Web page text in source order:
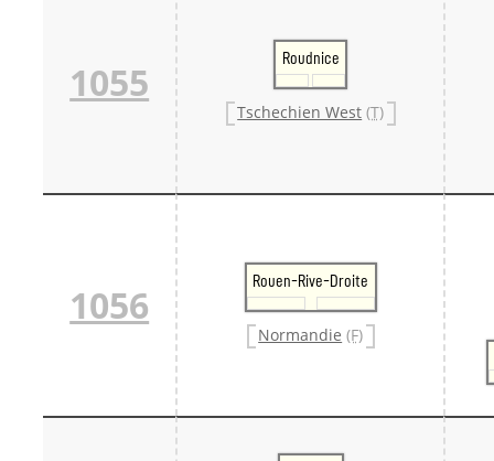
1055
Roudnice
Tschechien West (T)
1056
Rouen-Rive-Droite
Normandie (F)